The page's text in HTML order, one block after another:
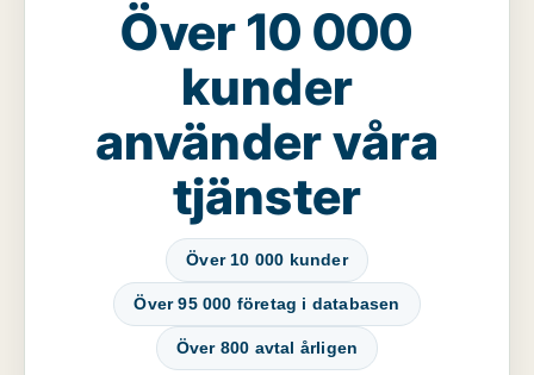
Över 10 000
kunder
använder våra
tjänster
Över 10 000 kunder
Över 95 000 företag i databasen
Över 800 avtal årligen